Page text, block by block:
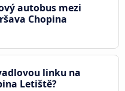
autobus mezi
Chopina
linku na
Letiště?